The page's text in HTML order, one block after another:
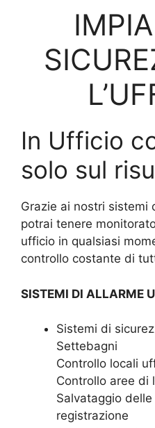
In Ufficio
solo sul
Grazie ai nostri sistemi
potrai tenere
ufficio in qualsiasi
controllo costante di
SISTEMI DI ALLARME
Sistemi di
Settebagni
Controllo locali
Controllo aree di
Salvataggio
registrazione